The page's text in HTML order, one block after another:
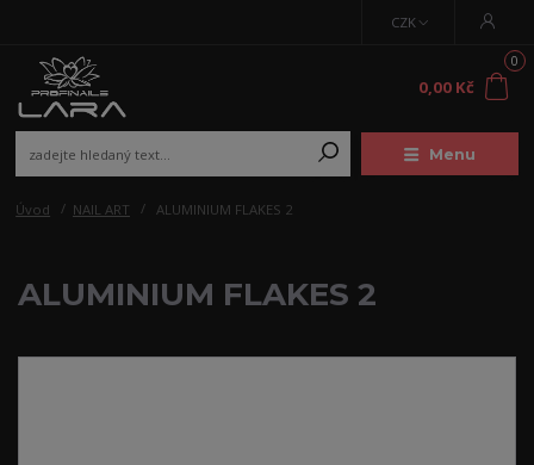
Menu
CZK
0
0,00 Kč
Úvod NAIL ART ALUMINIUM FLAKES 2
ALUMINIUM FLAKES 2